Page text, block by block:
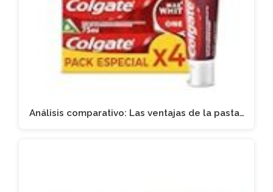
Análisis comparativo: Las ventajas de la pasta…